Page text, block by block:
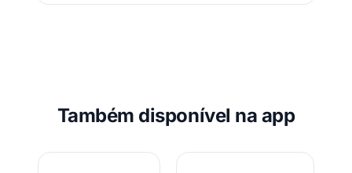
Também disponível na app